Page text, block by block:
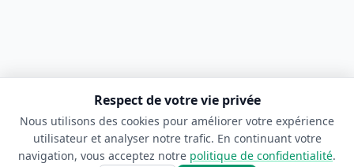
Respect de votre vie privée
Nous utilisons des cookies pour améliorer votre expérience
utilisateur et analyser notre trafic. En continuant votre
navigation, vous acceptez notre politique de confidentialité.